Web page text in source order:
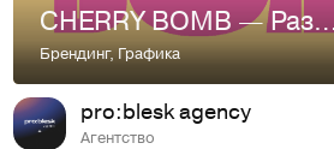
CHERRY BOMB —
Брендинг,Графика
pro:blesk agency
Агентство